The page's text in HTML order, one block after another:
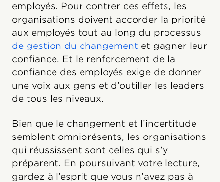
employés. Pour contrer ces effets, les
organisations doivent accorder la priorité
aux employés tout au long du processus
de gestion du changement et gagner leur
confiance. Et le renforcement de la
confiance des employés exige de donner
une voix aux gens et d’outiller les leaders
de tous les niveaux.
Bien que le changement et l’incertitude
semblent omniprésents, les organisations
qui réussissent sont celles qui s’y
préparent. En poursuivant votre lecture,
gardez à l’esprit que vous n’avez pas à